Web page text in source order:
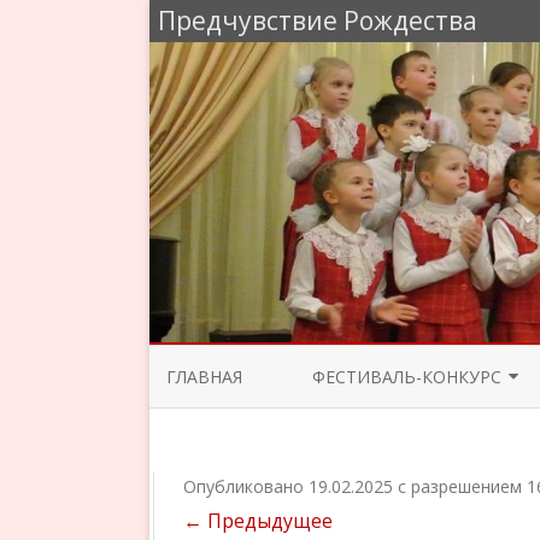
Предчувствие Рождества
ГЛАВНАЯ ФЕСТИВАЛЬ-КОНКУРС
ПРОГРАММА КОНЦЕРТОВ 2025
Опубликовано 19.02.2025 с разрешением
← Предыдущее